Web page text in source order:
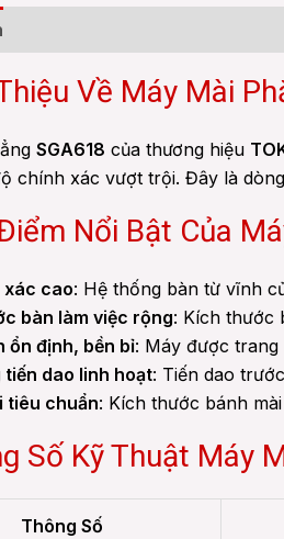
Về Máy Mài
SGA618 của thương hiệu
chính xác vượt trội. Đây là
Nổi Bật Của
cao: Hệ thống bàn từ vĩnh
bàn làm việc rộng: Kích thước
ổn định, bền bỉ: Máy được
tiến dao linh hoạt: Tiến dao
tiêu chuẩn: Kích thước bánh
Số Kỹ Thuật Máy
Thông Số